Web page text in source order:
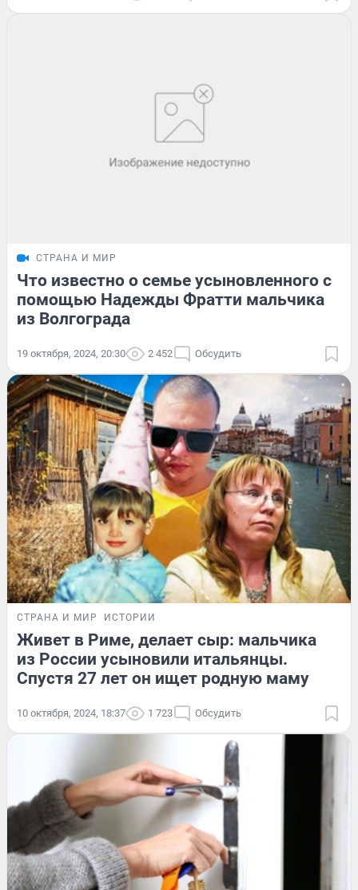
СТРАНА И МИР
Что известно о семье усыновленного с
помощью Надежды Фратти мальчика
из Волгограда
19 октября, 2024, 20:30 2 452 Обсудить
СТРАНА И МИР ИСТОРИИ
Живет в Риме, делает сыр: мальчика
из России усыновили итальянцы.
Спустя 27 лет он ищет родную маму
10 октября, 2024, 18:37 1 723 Обсудить